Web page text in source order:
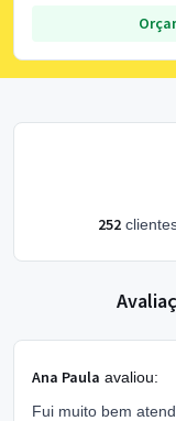
252
Ana Paula avaliou:
Fui muito bem